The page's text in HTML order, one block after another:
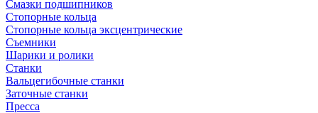
Смазки подшипников
Стопорные кольца
Стопорные кольца эксцентрические
Съемники
Шарики и ролики
Станки
Вальцегибочные станки
Заточные станки
Пресса